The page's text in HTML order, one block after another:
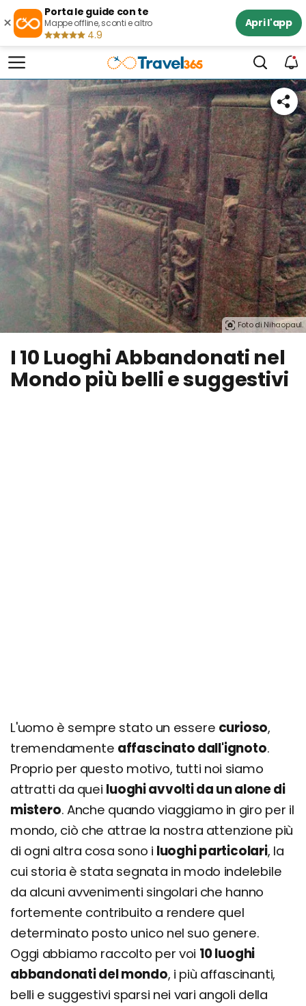
×
Porta le guide con te
Mappe offline, sconti e altro
4.9
Apri l'app
Foto di Nihaopaul.
I 10 Luoghi Abbandonati nel
Mondo più belli e suggestivi
L'uomo è sempre stato un essere curioso,
tremendamente affascinato dall'ignoto.
Proprio per questo motivo, tutti noi siamo
attratti da quei luoghi avvolti da un alone di
mistero. Anche quando viaggiamo in giro per il
mondo, ciò che attrae la nostra attenzione più
di ogni altra cosa sono i luoghi particolari, la
cui storia è stata segnata in modo indelebile
da alcuni avvenimenti singolari che hanno
fortemente contribuito a rendere quel
determinato posto unico nel suo genere.
Oggi abbiamo raccolto per voi 10 luoghi
abbandonati del mondo, i più affascinanti,
belli e suggestivi sparsi nei vari angoli della